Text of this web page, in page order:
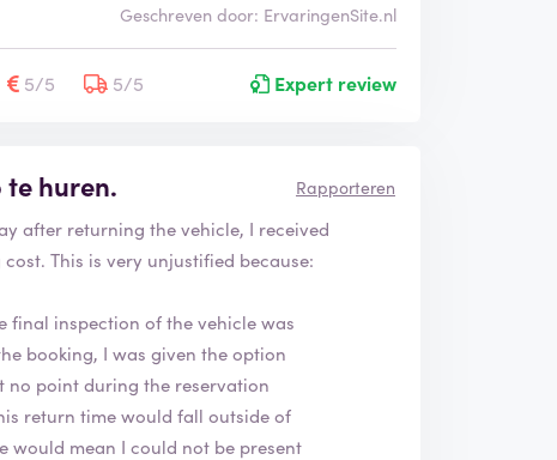
Geschreven door: ErvaringenSite.nl
5/5 5/5 Expert review
huren. Rapporteren
after returning the vehicle, I received
This is very unjustified because:
final inspection of the vehicle was
booking, I was given the option
no point during the reservation
return time would fall outside of
mean I could not be present